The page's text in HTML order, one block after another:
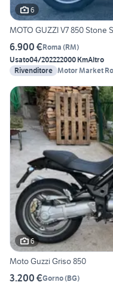
6
MOTO GUZZI V7 850 Stone
6.900 €Roma (RM)
Usato04/202222000 KmAltro
Rivenditore Motor Market
6
Moto Guzzi Griso 850
3.200 €Gorno(BG)